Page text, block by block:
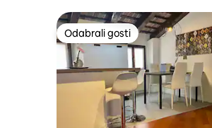
Odabrali gosti
Odabrali gosti